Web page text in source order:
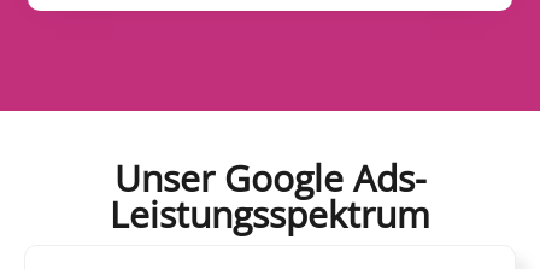
Unser Google Ads-
Leistungsspektrum